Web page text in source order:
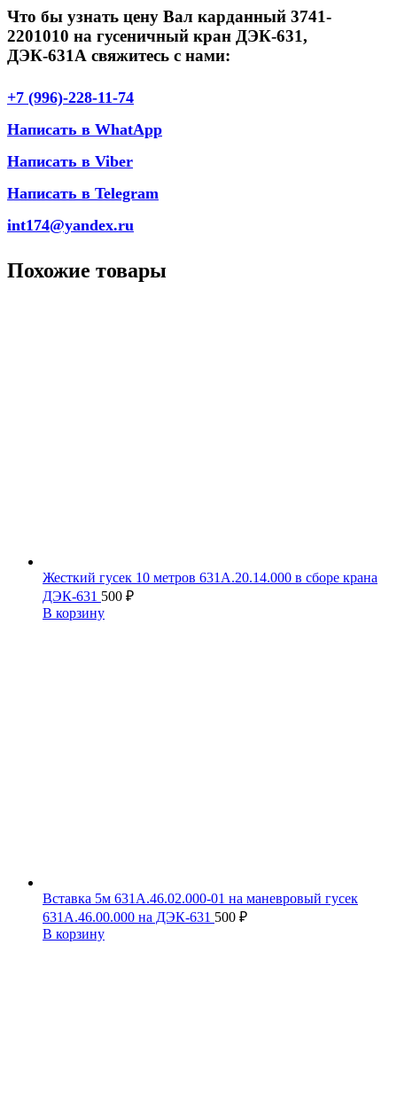
Что бы узнать цену Вал карданный 3741-
2201010 на гусеничный кран ДЭК-631,
ДЭК-631А свяжитесь с нами:
+7 (996)-228-11-74
Написать в WhatApp
Написать в Viber
Написать в Telegram
int174@yandex.ru
Похожие товары
Жесткий гусек 10 метров 631А.20.14.000 в сборе крана
ДЭК-631 500 ₽
В корзину
Вставка 5м 631А.46.02.000-01 на маневровый гусек
631А.46.00.000 на ДЭК-631 500 ₽
В корзину